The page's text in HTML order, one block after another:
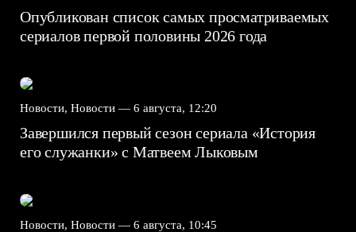
Опубликован список самых просматриваемых
сериалов первой половины 2026 года
Новости, Новости — 6 августа, 12:20
Завершился первый сезон сериала «История
его служанки» с Матвеем Лыковым
Новости, Новости — 6 августа, 10:45